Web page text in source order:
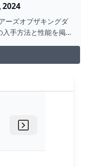
2024
ーズオブザキングダ
入手方法と性能を掲